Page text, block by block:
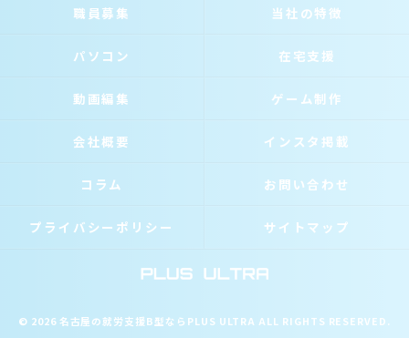
職員募集 当社の特徴
パソコン 在宅支援
動画編集 ゲーム制作
会社概要 インスタ掲載
コラム お問い合わせ
プライバシーポリシー サイトマップ
© 2026 名古屋の就労支援B型ならPLUS ULTRA ALL RIGHTS RESERVED.